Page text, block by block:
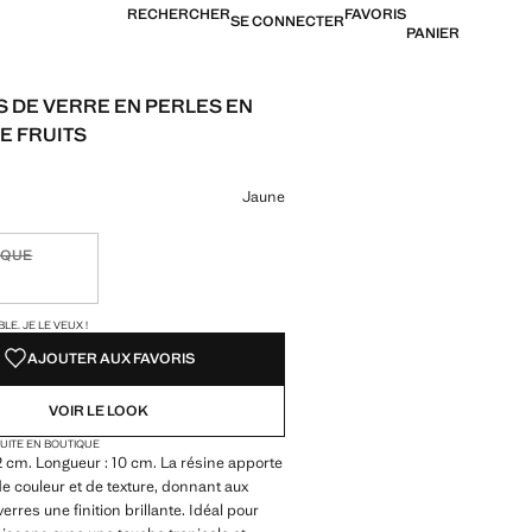
RECHERCHERSE CONNECTERFAVORIS
PANIER
DE VERRE EN PERLES EN
FRUITS
€ ]
couleur
Jaune
Je le veux !
!
JE LE VEUX !
AJOUTER AUX FAVORIS
VOIR LE LOOK
EN BOUTIQUE
cm. Longueur : 10 cm. La résine apporte
couleur et de texture, donnant aux
une finition brillante. Idéal pour